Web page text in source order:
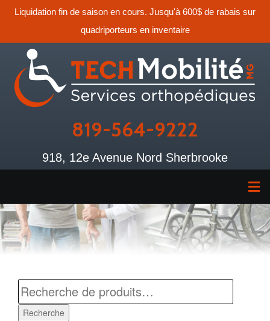
Liquidation fin de saison en cours. Jusqu'à 600$ de rabais sur
quadriporteurs en inventaire
819-564-9222
918, 12e Avenue Nord Sherbrooke
Recherche